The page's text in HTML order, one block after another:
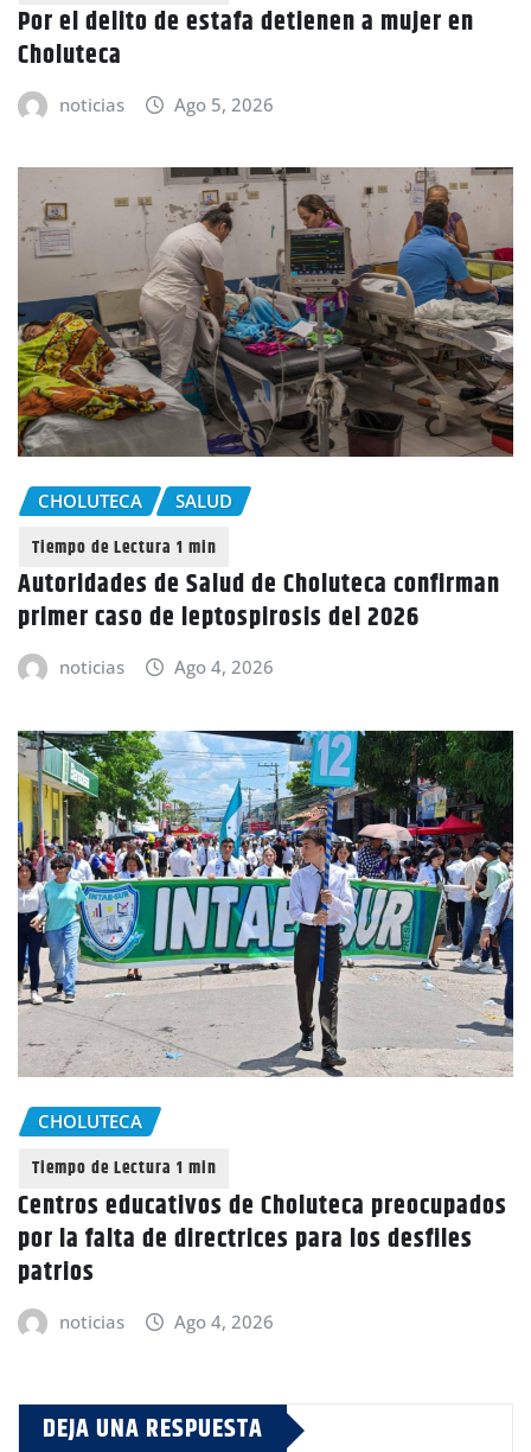
Por el delito de estafa detienen a mujer en
Choluteca
noticias Ago 5, 2026
CHOLUTECA SALUD
Autoridades de Salud de Choluteca confirman
primer caso de leptospirosis del 2026
noticias Ago 4, 2026
CHOLUTECA
Centros educativos de Choluteca preocupados
por la falta de directrices para los desfiles
patrios
noticias Ago 4, 2026
DEJA UNA RESPUESTA